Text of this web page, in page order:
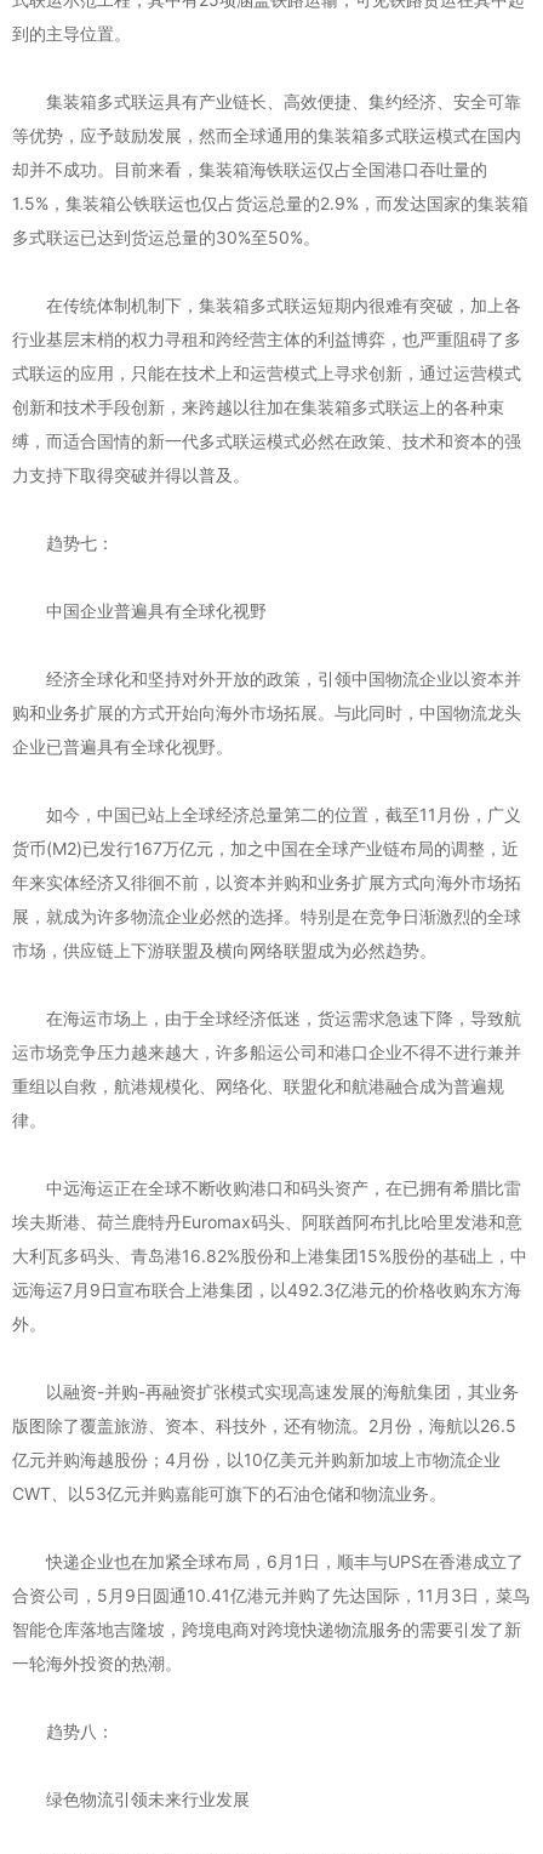
到的主导位置。
集装箱多式联运具有产业链长、高效便捷、集约经济、安全可靠
等优势，应予鼓励发展，然而全球通用的集装箱多式联运模式在国内
却并不成功。目前来看，集装箱海铁联运仅占全国港口吞吐量的
1.5%，集装箱公铁联运也仅占货运总量的2.9%，而发达国家的集装箱
多式联运已达到货运总量的30%至50%。
在传统体制机制下，集装箱多式联运短期内很难有突破，加上各
行业基层末梢的权力寻租和跨经营主体的利益博弈，也严重阻碍了多
式联运的应用，只能在技术上和运营模式上寻求创新，通过运营模式
创新和技术手段创新，来跨越以往加在集装箱多式联运上的各种束
缚，而适合国情的新一代多式联运模式必然在政策、技术和资本的强
力支持下取得突破并得以普及。
趋势七：
中国企业普遍具有全球化视野
经济全球化和坚持对外开放的政策，引领中国物流企业以资本并
购和业务扩展的方式开始向海外市场拓展。与此同时，中国物流龙头
企业已普遍具有全球化视野。
如今，中国已站上全球经济总量第二的位置，截至11月份，广义
货币(M2)已发行167万亿元，加之中国在全球产业链布局的调整，近
年来实体经济又徘徊不前，以资本并购和业务扩展方式向海外市场拓
展，就成为许多物流企业必然的选择。特别是在竞争日渐激烈的全球
市场，供应链上下游联盟及横向网络联盟成为必然趋势。
在海运市场上，由于全球经济低迷，货运需求急速下降，导致航
运市场竞争压力越来越大，许多船运公司和港口企业不得不进行兼并
重组以自救，航港规模化、网络化、联盟化和航港融合成为普遍规
律。
中远海运正在全球不断收购港口和码头资产，在已拥有希腊比雷
埃夫斯港、荷兰鹿特丹Euromax码头、阿联酋阿布扎比哈里发港和意
大利瓦多码头、青岛港16.82%股份和上港集团15%股份的基础上，中
远海运7月9日宣布联合上港集团，以492.3亿港元的价格收购东方海
外。
以融资-并购-再融资扩张模式实现高速发展的海航集团，其业务
版图除了覆盖旅游、资本、科技外，还有物流。2月份，海航以26.5
亿元并购海越股份；4月份，以10亿美元并购新加坡上市物流企业
CWT、以53亿元并购嘉能可旗下的石油仓储和物流业务。
快递企业也在加紧全球布局，6月1日，顺丰与UPS在香港成立了
合资公司，5月9日圆通10.41亿港元并购了先达国际，11月3日，菜鸟
智能仓库落地吉隆坡，跨境电商对跨境快递物流服务的需要引发了新
一轮海外投资的热潮。
趋势八：
绿色物流引领未来行业发展